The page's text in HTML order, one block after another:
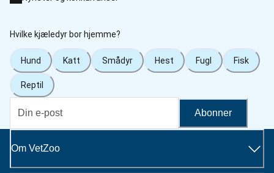
Hvilke kjæledyr bor hjemme?
Hund Katt Smådyr Hest Fugl Fisk
Reptil
Abonner
Om VetZoo